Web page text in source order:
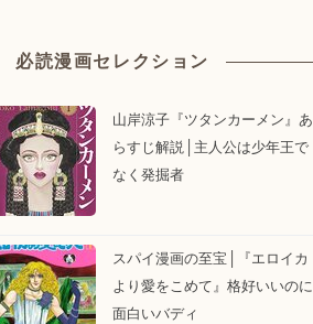
必読漫画セレクション
山岸涼子『ツタンカーメン』あ
らすじ解説│主人公は少年王で
なく発掘者
スパイ漫画の至宝│『エロイカ
より愛をこめて』格好いいのに
面白いバディ